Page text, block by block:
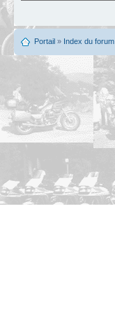
Portail » Index du forum